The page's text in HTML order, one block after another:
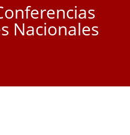
Nacionales